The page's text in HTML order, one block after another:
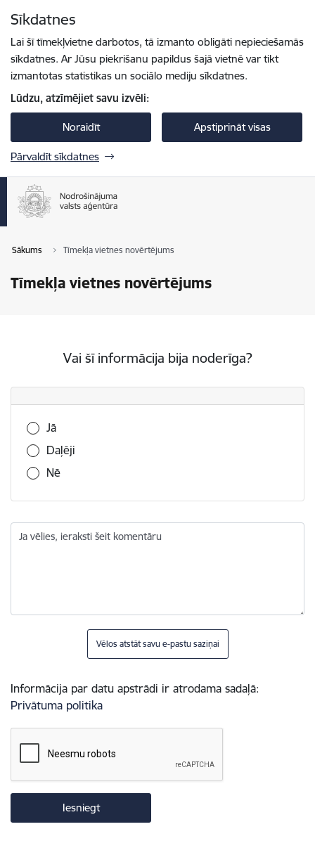
Sīkdatnes
Lai šī tīmekļvietne darbotos, tā izmanto obligāti nepieciešamās
sīkdatnes. Ar Jūsu piekrišanu papildus šajā vietnē var tikt
izmantotas statistikas un sociālo mediju sīkdatnes.
Lūdzu, atzīmējiet savu izvēli:
Noraidīt Apstiprināt visas
Pārvaldīt sīkdatnes
Sākums Tīmekļa vietnes novērtējums
Tīmekļa vietnes novērtējums
Vai šī informācija bija noderīga?
Vai šī informācija bija noderīga?
Jā
Daļēji
Nē
Ja vēlies, ieraksti šeit komentāru
Vēlos atstāt savu e-pastu saziņai
Informācija par datu apstrādi ir atrodama sadaļā:
Privātuma politika